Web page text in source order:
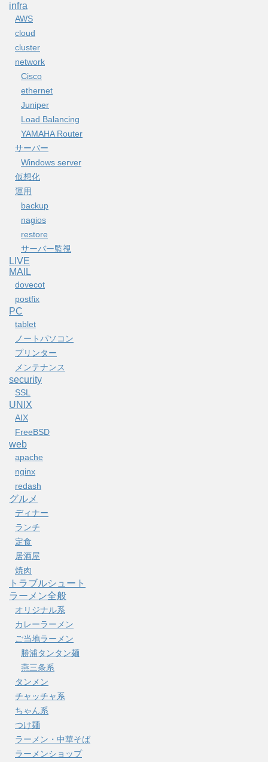
infra
AWS
cloud
cluster
network
Cisco
ethernet
Juniper
Load Balancing
YAMAHA Router
サーバー
Windows server
仮想化
運用
backup
nagios
restore
サーバー監視
LIVE
MAIL
dovecot
postfix
PC
tablet
ノートパソコン
プリンター
メンテナンス
security
SSL
UNIX
AIX
FreeBSD
web
apache
nginx
redash
グルメ
ディナー
ランチ
定食
居酒屋
焼肉
トラブルシュート
ラーメン全般
オリジナル系
カレーラーメン
ご当地ラーメン
勝浦タンタン麺
燕三条系
タンメン
チャッチャ系
ちゃん系
つけ麺
ラーメン・中華そば
ラーメンショップ